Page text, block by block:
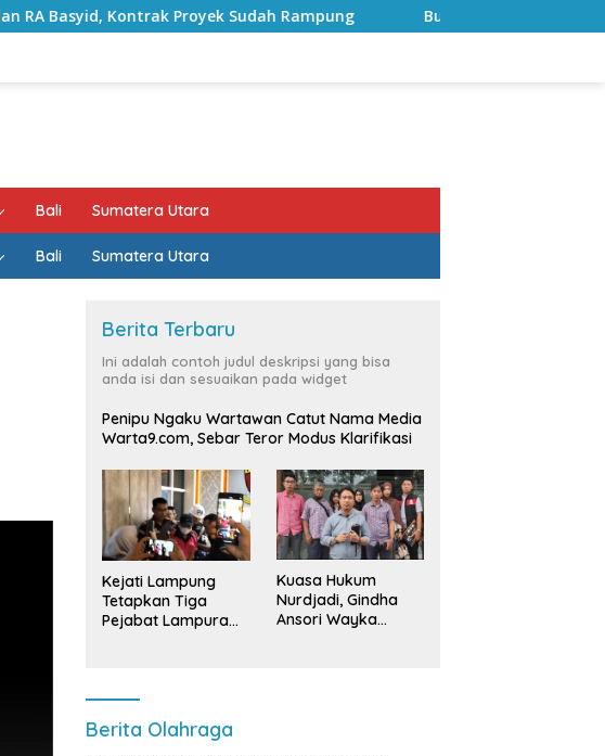
Sudah Rampung Bulan Kemerdekaan, Bupati Lampung Selatan
Bali Sumatera Utara
Bali Sumatera Utara
Berita Terbaru
Ini adalah contoh judul deskripsi yang bisa
anda isi dan sesuaikan pada widget
Penipu Ngaku Wartawan Catut Nama Media
Warta9.com, Sebar Teror Modus Klarifikasi
Kejati Lampung
Tetapkan Tiga
Pejabat Lampura
Kuasa Hukum
Nurdjadi, Gindha
Ansori Wayka
Berita Olahraga